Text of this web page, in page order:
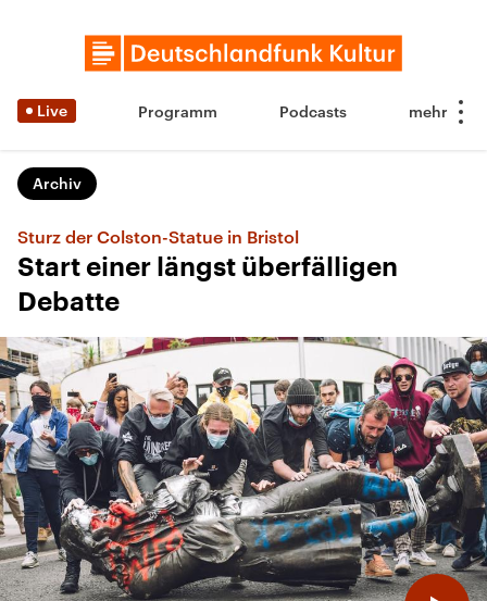
Live Programm Podcasts
Archiv
Sturz der Colston-Statue in Bristol
Start einer längst überfälligen
Debatte